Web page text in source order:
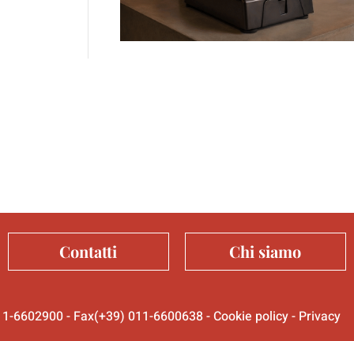
Contatti Chi siamo
6602900 - Fax(+39) 011-6600638 -Cookie policy- Privacy